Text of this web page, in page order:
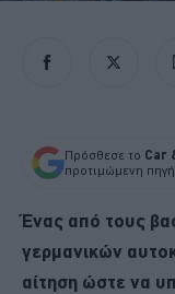
Πρόσθεσε το Car
προτιμώμενη
Ένας από τους
γερμανικών
αίτηση ώστε να